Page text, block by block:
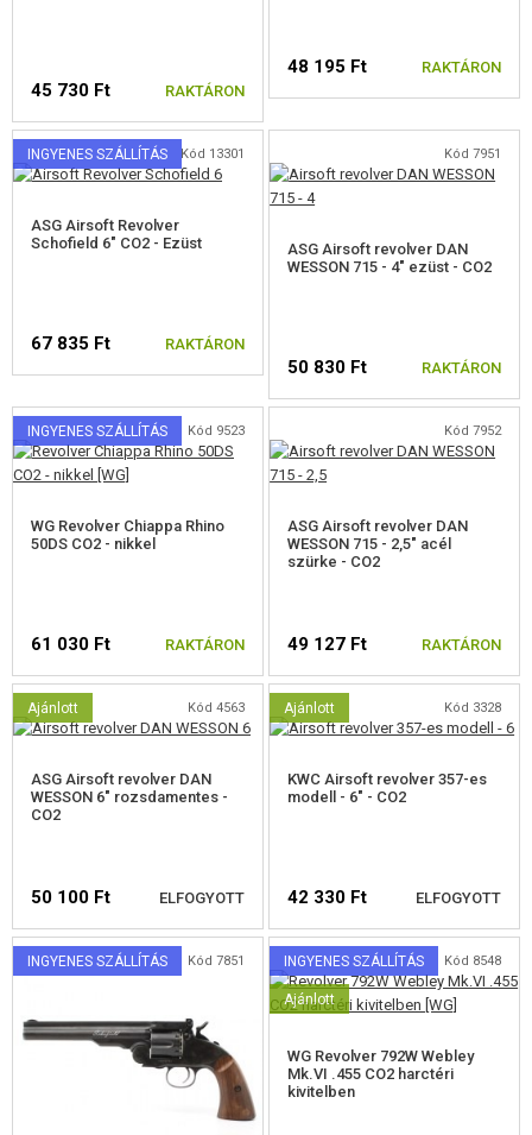
ÉPÍTŐKÉSZLETEK, MODELLEK
REKLÁM TÁRGYAK
45 730 Ft RAKTÁRON
48 195 Ft RAKTÁRON
INGYENES SZÁLLÍTÁS Kód 13301
ASG Airsoft Revolver
Schofield 6" CO2 - Ezüst
67 835 Ft RAKTÁRON
Kód 7951
ASG Airsoft revolver DAN
WESSON 715 - 4" ezüst - CO2
50 830 Ft RAKTÁRON
INGYENES SZÁLLÍTÁS Kód 9523
WG Revolver Chiappa Rhino
50DS CO2 - nikkel
61 030 Ft RAKTÁRON
Kód 7952
ASG Airsoft revolver DAN
WESSON 715 - 2,5" acél
szürke - CO2
49 127 Ft RAKTÁRON
Ajánlott Kód 4563
ASG Airsoft revolver DAN
WESSON 6" rozsdamentes -
CO2
50 100 Ft ELFOGYOTT
FIGYELMEZTETÉS
Ajánlott Kód 3328
KWC Airsoft revolver 357-es
modell - 6" - CO2
42 330 Ft ELFOGYOTT
ELÉRHETŐSÉGI
INGYENES SZÁLLÍTÁS Kód 7851 INGYENES SZÁLLÍTÁS
Ajánlott
Kód 8548
WG Revolver 792W Webley
Mk.VI .455 CO2 harctéri
kivitelben